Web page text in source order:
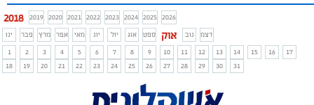
2018 2019 2020 2021 2022 2023 2024 2025 2026
ינו
פבר מרץ אפר מאי יונ יול אוג ספט אוק נוב
דצמ
1
2 3 4 5 6 7 8 9 10 11 12 13 14 15 16
17
18
19 20 21 22 23 24 25 26 27 28 29 30 31